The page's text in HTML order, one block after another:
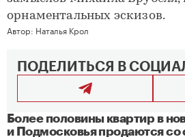
орнаментальных эскизов.
Автор: Наталья Крол
ПОДЕЛИТЬСЯ В
Более половины квартир в
и Подмосковья продаются со